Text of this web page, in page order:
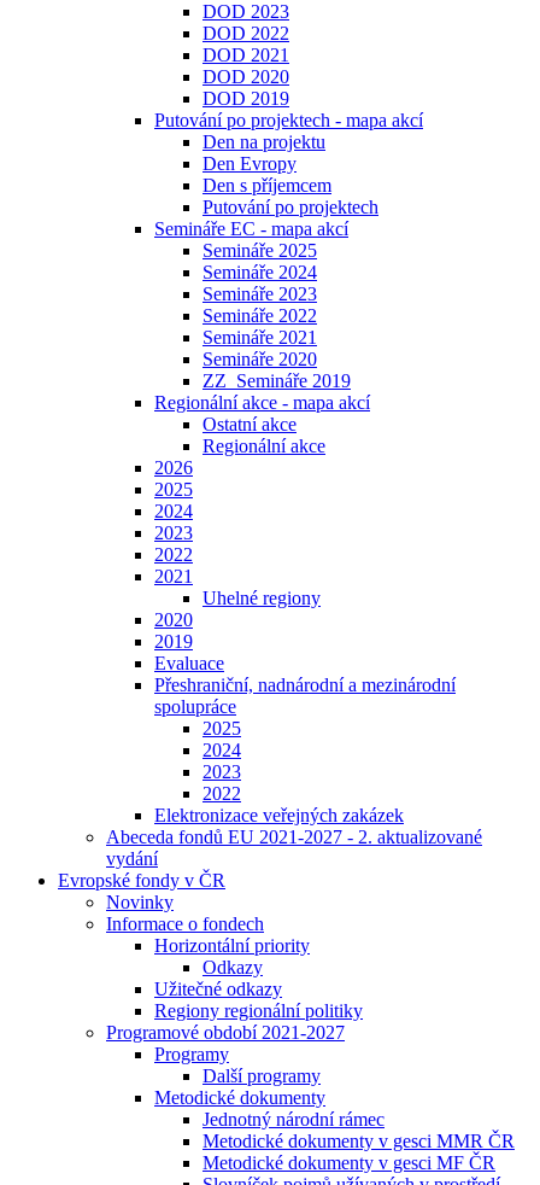
DOD 2023
DOD 2022
DOD 2021
DOD 2020
DOD 2019
Putování po projektech - mapa akcí
Den na projektu
Den Evropy
Den s příjemcem
Putování po projektech
Semináře EC - mapa akcí
Semináře 2025
Semináře 2024
Semináře 2023
Semináře 2022
Semináře 2021
Semináře 2020
ZZ_Semináře 2019
Regionální akce - mapa akcí
Ostatní akce
Regionální akce
2026
2025
2024
2023
2022
2021
Uhelné regiony
2020
2019
Evaluace
Přeshraniční, nadnárodní a mezinárodní
spolupráce
2025
2024
2023
2022
Elektronizace veřejných zakázek
Abeceda fondů EU 2021-2027 - 2. aktualizované
vydání
Evropské fondy v ČR
Novinky
Informace o fondech
Horizontální priority
Odkazy
Užitečné odkazy
Regiony regionální politiky
Programové období 2021-2027
Programy
Další programy
Metodické dokumenty
Jednotný národní rámec
Metodické dokumenty v gesci MMR ČR
Metodické dokumenty v gesci MF ČR